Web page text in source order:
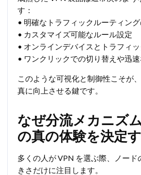
す：
• 明確なトラフィックルーティン
• カスタマイズ可能なルール設定
• オンラインデバイスとトラフィ
• ワンクリックでの切り替えや迅
このような可視化と制御性こそが
真に向上させる鍵です。
なぜ分流メカニズ
の真の体験を決定
多くの人が VPN を選ぶ際、ノード
きさだけに注目します。